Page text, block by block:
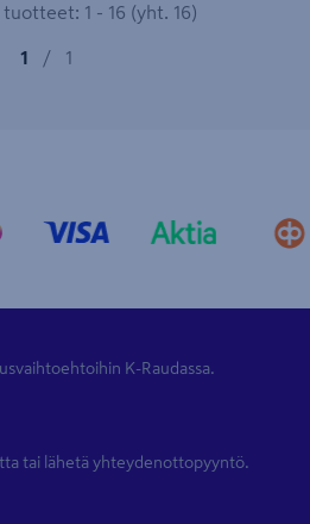
1 - 16 (yht. 16)
1 / 1
K-Raudassa.
tai lähetä yhteydenottopyyntö.